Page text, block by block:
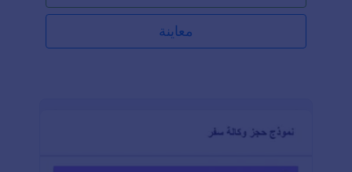
قم بتخصيصه وتضمينه في موقعك الإلكتروني في ثواني
فقط! باستخدام ميزة السحب والإفلات، يمكنك تعديل
التصميم الذي تريده، دمج النموذج مع تطبيقات الطرف
يمكنك تصميم النموذج بالطريقة التي تريدها باستخدام
وإفلات الحقول لإعادة ترتيب التخطيط، اضافة شعار
معاينة